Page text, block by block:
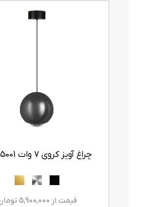
چراغ آویز کروی ۷ وات PLX 5001
قیمت از 5,900,000 تومان